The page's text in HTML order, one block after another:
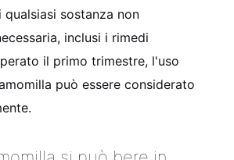
qualsiasi sostanza non
inclusi i rimedi
il primo trimestre, l'uso
può essere considerato